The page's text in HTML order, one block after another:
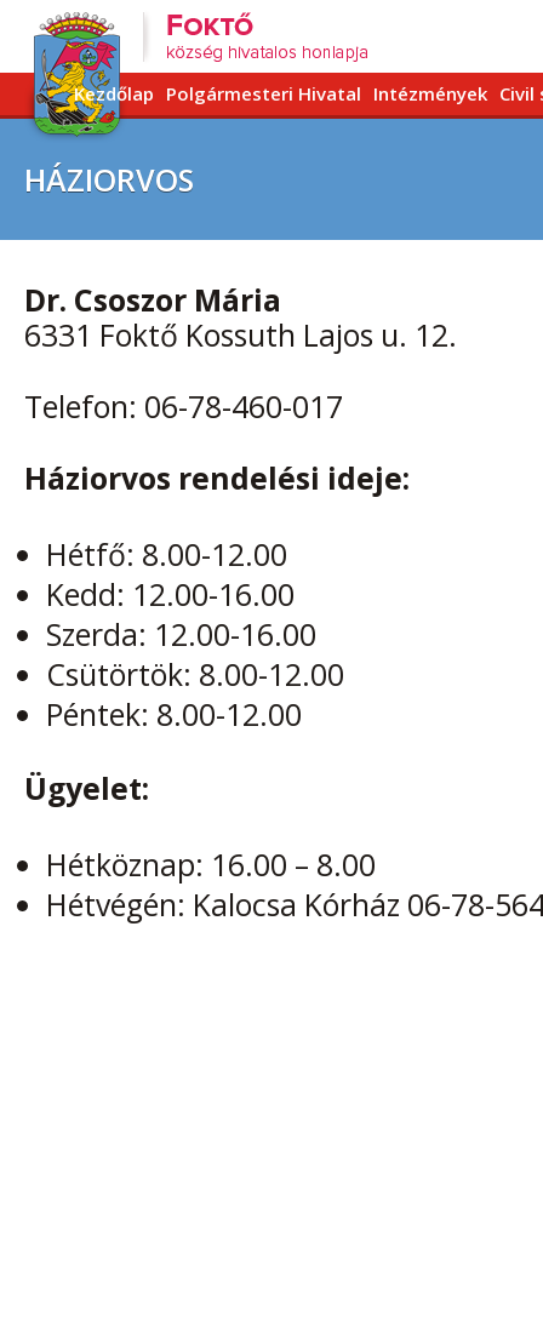
Kezdőlap Polgármesteri Hivatal Intézmények Civil
HÁZIORVOS
Dr. Csoszor Mária
6331 Foktő Kossuth Lajos u. 12.
Telefon: 06-78-460-017
Háziorvos rendelési ideje:
Hétfő: 8.00-12.00
Kedd: 12.00-16.00
Szerda: 12.00-16.00
Csütörtök: 8.00-12.00
Péntek: 8.00-12.00
Ügyelet:
Hétköznap: 16.00 – 8.00
Hétvégén: Kalocsa Kórház 06-78-